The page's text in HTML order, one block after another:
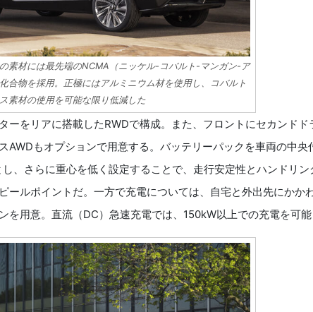
素材には最先端のNCMA（ニッケル-コバルト-マンガン-ア
合物を採用。正極にはアルミニウム材を使用し、コバルト
素材の使用を可能な限り低減した
ーをリアに搭載したRWDで構成。また、フロントにセカンドド
AWDもオプションで用意する。バッテリーパックを車両の中央
、さらに重心を低く設定することで、走行安定性とハンドリン
ールポイントだ。一方で充電については、自宅と外出先にかか
を用意。直流（DC）急速充電では、150kW以上での充電を可能